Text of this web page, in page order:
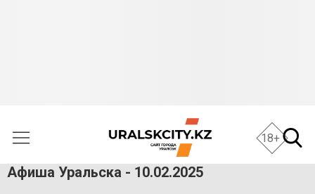
18+
Афиша Уральска - 10.02.2025